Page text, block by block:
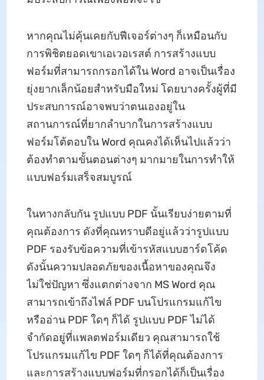
หากคุณไม่คุ้นเคยกับฟีเจอร์ต่างๆ ก็เหมือนกับ
การพิชิตยอดเขาเอเวอเรสต์ การสร้างแบบ
ฟอร์มที่สามารถกรอกได้ใน Word อาจเป็นเรื่อง
ยุ่งยากเล็กน้อยสำหรับมือใหม่ โดยบางครั้งผู้ที่มี
ประสบการณ์อาจพบว่าตนเองอยู่ใน
สถานการณ์ที่ยากลำบากในการสร้างแบบ
ฟอร์มโต้ตอบใน Word คุณคงได้เห็นไปแล้วว่า
ต้องทำตามขั้นตอนต่างๆ มากมายในการทำให้
แบบฟอร์มเสร็จสมบูรณ์
ในทางกลับกัน รูปแบบ PDF นั้นเรียบง่ายตามที่
คุณต้องการ ดังที่คุณทราบดีอยู่แล้วว่ารูปแบบ
PDF รองรับข้อความที่เข้ารหัสแบบฮาร์ดโค้ด
ดังนั้นความปลอดภัยของเนื้อหาของคุณจึง
ไม่ใช่ปัญหา ซึ่งแตกต่างจาก MS Word คุณ
สามารถเข้าถึงไฟล์ PDF บนโปรแกรมแก้ไข
หรืออ่าน PDF ใดๆ ก็ได้ รูปแบบ PDF ไม่ได้
จำกัดอยู่ที่แพลตฟอร์มเดียว คุณสามารถใช้
โปรแกรมแก้ไข PDF ใดๆ ก็ได้ที่คุณต้องการ
และการสร้างแบบฟอร์มที่กรอกได้ก็เป็นเรื่อง